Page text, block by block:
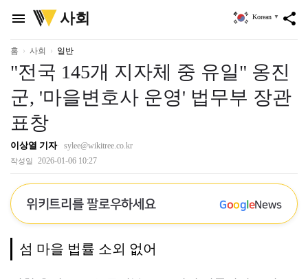
menu
위
키
리
사회 share
Korean ▼
홈 사회 일반
"전국 145개 지자체 중 유일" 옹진
군, '마을변호사 운영' 법무부 장관
표창
이상열 기자 sylee@wikitree.co.kr
작성일 2026-01-06 10:27
위키트리를 팔로우하세요 GoogleNews
섬 마을 법률 소외 없어